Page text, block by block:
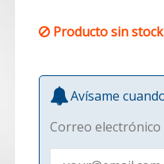
Producto sin stock
Avísame
Correo electrónico